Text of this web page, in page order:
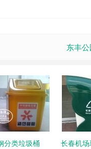
东丰
分类垃圾桶
长春机